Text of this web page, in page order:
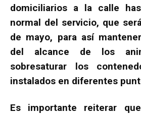
domiciliarios a la calle
normal del servicio, que
de mayo, para así
del alcance de los
sobresaturar los
instalados en diferentes
Es importante reiterar